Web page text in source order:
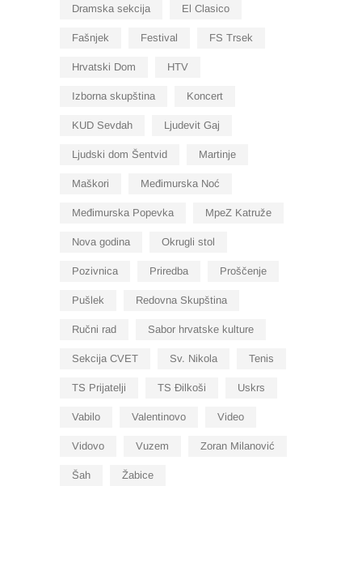
Dramska sekcija El Clasico
Fašnjek Festival FS Trsek
Hrvatski Dom HTV
Izborna skupština Koncert
KUD Sevdah Ljudevit Gaj
Ljudski dom Šentvid Martinje
Maškori Međimurska Noć
Međimurska Popevka MpeZ Katruže
Nova godina Okrugli stol
Pozivnica Priredba Proščenje
Pušlek Redovna Skupština
Ručni rad Sabor hrvatske kulture
Sekcija CVET Sv. Nikola Tenis
TS Prijatelji TS Đilkoši Uskrs
Vabilo Valentinovo Video
Vidovo Vuzem Zoran Milanović
Šah Žabice